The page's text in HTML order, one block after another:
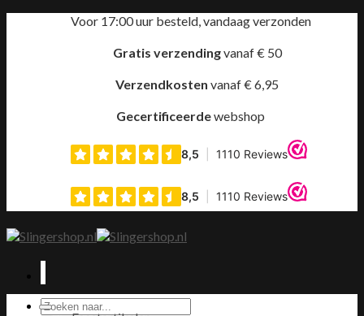
Voor 17:00 uur besteld, vandaag verzonden
Gratis verzendingvanaf € 50
Verzendkosten vanaf € 6,95
Gecertificeerdewebshop
Producten